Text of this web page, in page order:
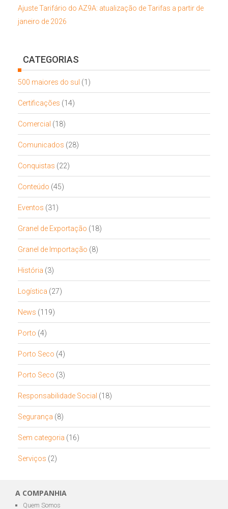
Ajuste Tarifário do AZ9A: atualização de Tarifas a partir de
janeiro de 2026
CATEGORIAS
500 maiores do sul (1)
Certificações (14)
Comercial (18)
Comunicados (28)
Conquistas (22)
Conteúdo (45)
Eventos (31)
Granel de Exportação (18)
Granel de Importação (8)
História (3)
Logística (27)
News (119)
Porto (4)
Porto Seco (4)
Porto Seco (3)
Responsabilidade Social (18)
Segurança (8)
Sem categoria (16)
Serviços (2)
A COMPANHIA
Quem Somos